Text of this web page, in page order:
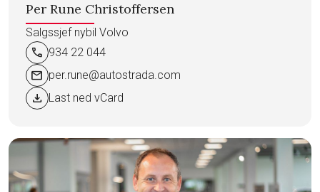
Per Rune Christoffersen
Salgssjef nybil Volvo
call 934 22 044
mail per.rune@autostrada.com
download Last ned vCard